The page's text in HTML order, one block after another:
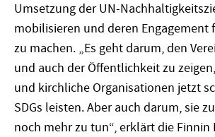
Umsetzung der UN-
mobilisieren und deren Engagement
zu machen. „Es geht darum, den
und auch der Öffentlichkeit zu
und kirchliche Organisationen jetzt
SDGs leisten. Aber auch darum, sie
noch mehr zu tun“, erklärt die Finnin